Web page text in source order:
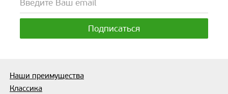
Наши преимущества
Классика